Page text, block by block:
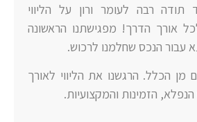
תודה רבה לעומר ורון על הליווי
אורך הדרך! מפגישתנו הראשונה
עבור הנכס שחלמנו לרכוש.
מן הכלל. הרגשנו את הליווי לאורך
הזמינות והמקצועיות.